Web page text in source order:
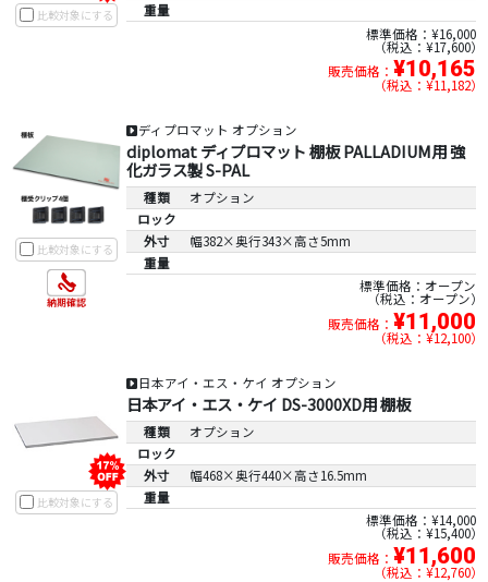
比較対象にする
重量
標準価格：¥16,000
税込：¥17,600
販売価格： ¥10,165
税込：¥11,182
比較対象にする
ディプロマット オプション
diplomat ディプロマット 棚板 PALLADIUM用 強
化ガラス製 S-PAL
種類
オプション
ロック
外寸
幅382×奥行343×高さ5mm
重量
標準価格：オープン
税込：オープン
販売価格： ¥11,000
税込：¥12,100
比較対象にする
日本アイ・エス・ケイ オプション
日本アイ・エス・ケイ DS-3000XD用 棚板
種類
オプション
ロック
外寸
幅468×奥行440×高さ16.5mm
重量
標準価格：¥14,000
税込：¥15,400
販売価格： ¥11,600
税込：¥12,760